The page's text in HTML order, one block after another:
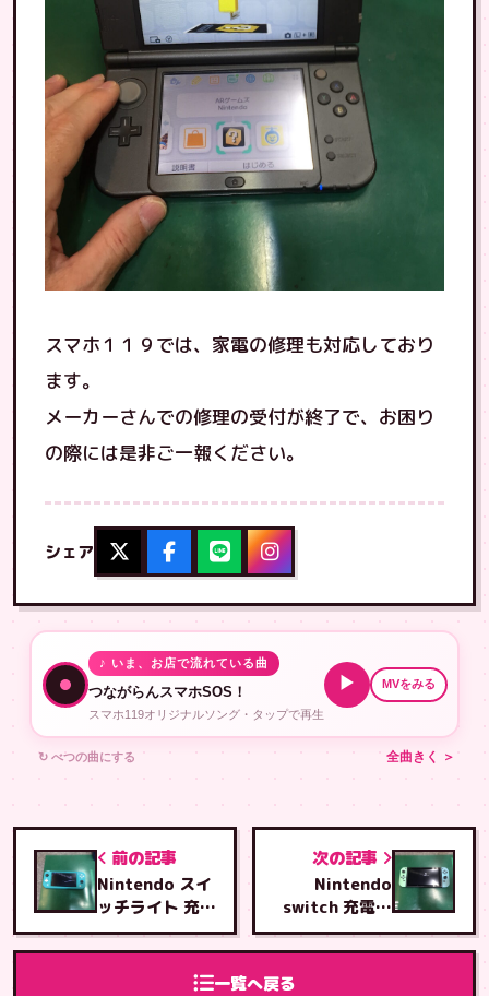
スマホ１１９では、家電の修理も対応しており
ます。
メーカーさんでの修理の受付が終了で、お困り
の際には是非ご一報ください。
シェア
♪ いま、お店で流れている曲
つながらんスマホSOS！
スマホ119オリジナルソング・タップで再生
▶ MVをみる
↻ べつの曲にする 全曲きく ＞
前の記事
Nintendo スイ
ッチライト 充電
ジャック,交換
修理
一覧へ戻る
次の記事
Nintendo
switch 充電コ
ネクター交換修
理